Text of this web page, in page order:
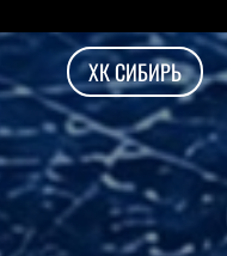
ХК СИБИРЬ